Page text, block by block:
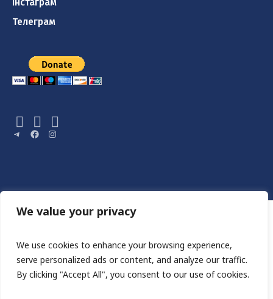
We value your privacy
We use cookies to enhance your browsing experience,
serve personalized ads or content, and analyze our traffic.
By clicking "Accept All", you consent to our use of cookies.
Телеграм
Telegram Facebook Instagram
Сайт розроблен HA STUDIO